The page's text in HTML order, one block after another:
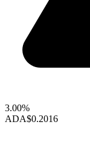
3.00%
ADA$0.2016